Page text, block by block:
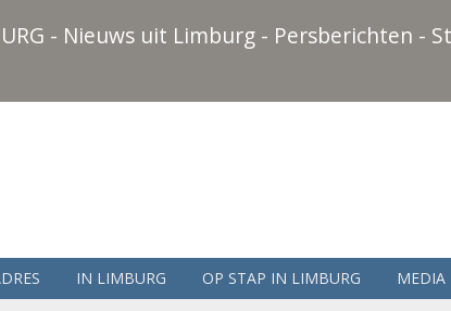
- Nieuws uit Limburg - Persberichten -
IN LIMBURG OP STAP IN LIMBURG MEDIA